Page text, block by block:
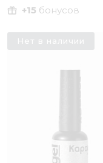
+15 бонусов
Нет в наличии